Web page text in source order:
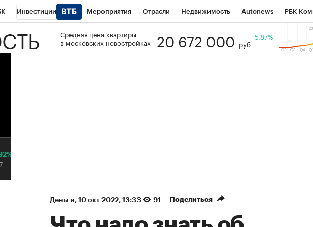
Инвестиции Мероприятия Отрасли Недвижимость Autonews РБК
Школа управления РБК РБК Образование Тренды
Средняя цена квартиры
в московских новостройках
20 672 000 руб
+5.87%
Деньги⁠, 10 окт 2022, 13:33 91 Поделиться